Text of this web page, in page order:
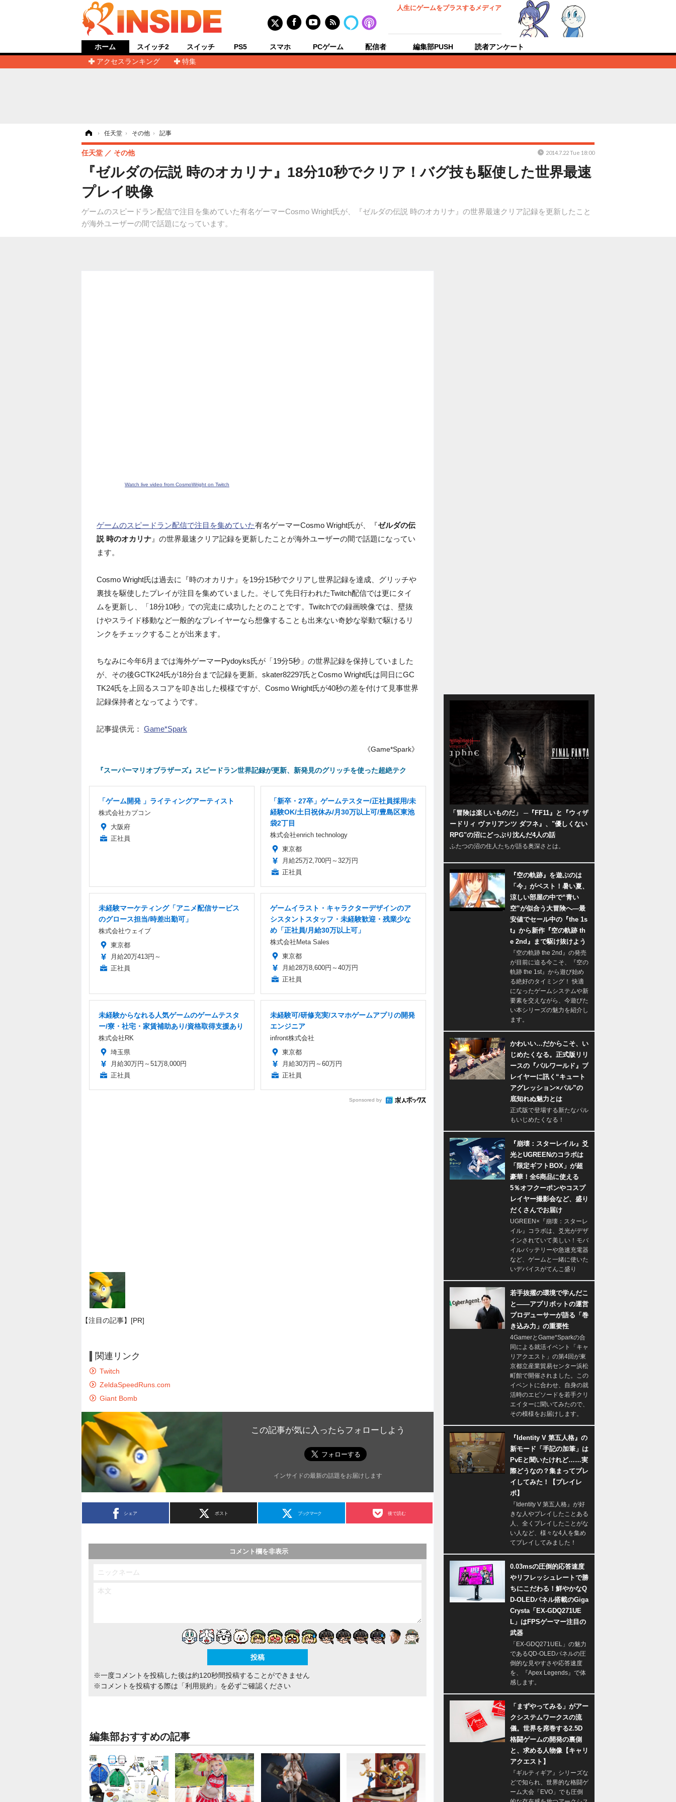
人生にゲームをプラスするメディア
ホーム
アクセスランキング
特集
スイッチ2 スイッチ PS5 スマホ PCゲーム 配信者 編集部PUSH 読者アンケート
› 任天堂 › その他 › 記事
『ゼルダの伝説 時のオカリナ』18分10秒でクリア！バグ技も駆使した世界最速
プレイ映像
ゲームのスピードラン配信で注目を集めていた有名ゲーマーCosmo Wright氏が、『ゼルダの伝説 時のオカリナ』の世界最速クリア記録を更新したこと
が海外ユーザーの間で話題になっています。
任天堂 その他 2014.7.22 Tue 18:00
Watch live video from CosmoWright on Twitch
ゲームのスピードラン配信で注目を集めていた有名ゲーマーCosmo Wright氏が、『ゼルダの伝
説 時のオカリナ 』の世界最速クリア記録を更新したことが海外ユーザーの間で話題になってい
ます。
Cosmo Wright氏は過去に『時のオカリナ』を19分15秒でクリアし世界記録を達成、グリッチや
裏技を駆使したプレイが注目を集めていました。そして先日行われたTwitch配信では更にタイ
ムを更新し、「18分10秒」での完走に成功したとのことです。Twitchでの録画映像では、壁抜
けやスライド移動など一般的なプレイヤーなら想像することも出来ない奇妙な挙動で駆けるリ
ンクをチェックすることが出来ます。
ちなみに今年6月までは海外ゲーマーPydoyks氏が「19分5秒」の世界記録を保持していました
が、その後GCTK24氏が18分台まで記録を更新。skater82297氏とCosmo Wright氏は同日にGC
TK24氏を上回るスコアを叩き出した模様ですが、Cosmo Wright氏が40秒の差を付けて見事世界
記録保持者となってようです。
記事提供元： Game*Spark
《Game*Spark》
『スーパーマリオブラザーズ』スピードラン世界記録が更新、新発見のグリッチを使った超絶テク
「ゲーム開発 」ライティングアーティスト
株式会社カプコン
大阪府
正社員
「新卒・27卒」ゲームテスター/正社員採用/未
経験OK/土日祝休み/月30万以上可/豊島区東池
袋2丁目
株式会社enrich technology
東京都
月給25万2,700円～32万円
正社員
未経験マーケティング「アニメ配信サービス
のグロース担当/時差出勤可」
株式会社ウェイブ
東京都
月給20万413円～
正社員
ゲームイラスト・キャラクターデザインのア
シスタントスタッフ・未経験歓迎・残業少な
め「正社員/月給30万以上可」
株式会社Meta Sales
東京都
月給28万8,600円～40万円
正社員
未経験からなれる人気ゲームのゲームテスタ
ー/寮・社宅・家賃補助あり/資格取得支援あり
株式会社RK
埼玉県
月給30万円～51万8,000円
正社員
未経験可/研修充実/スマホゲームアプリの開発
エンジニア
infront株式会社
東京都
月給30万円～60万円
正社員
Sponsored by
【注目の記事】[PR]
関連リンク
Twitch
ZeldaSpeedRuns.com
Giant Bomb
この記事が気に入ったらフォローしよう
インサイドの最新の話題をお届けします
シェア ポスト ブックマーク 後で読む
コメント欄を非表示
※一度コメントを投稿した後は約120秒間投稿することができません
※コメントを投稿する際は 「利用規約」 を必ずご確認ください
編集部おすすめの記事
「冒険は楽しいものだ」 ─『FF11』と『ウィザ
ードリィ ヴァリアンツ ダフネ』、"優しくない
RPG"の沼にどっぷり沈んだ4人の話
ふたつの沼の住人たちが語る奥深さとは。
『空の軌跡』を遊ぶのは
「今」がベスト！暑い夏、
涼しい部屋の中で“青い
空”が似合う大冒険へ―最
安値でセール中の『the 1s
t』から新作『空の軌跡 th
e 2nd』まで駆け抜けよう
『空の軌跡 the 2nd』の発売
が目前に迫る今こそ、『空の
軌跡 the 1st』から遊び始め
る絶好のタイミング！ 快適
になったゲームシステムや新
要素を交えながら、今遊びた
い本シリーズの魅力を紹介し
ます。
かわいい…だからこそ、い
じめたくなる。正式版リリ
ースの『パルワールド』プ
レイヤーに訊く“キュート
アグレッション×パル”の
底知れぬ魅力とは
正式版で登場する新たなパル
もいじめたくなる！
『崩壊：スターレイル』爻
光とUGREENのコラボは
「限定ギフトBOX」が超
豪華！全6商品に使える
5％オフクーポンやコスプ
レイヤー撮影会など、盛り
だくさんでお届け
UGREEN×『崩壊：スターレ
イル』コラボは、爻光がデザ
インされていて美しい！モバ
イルバッテリーや急速充電器
など、ゲームと一緒に使いた
いデバイスがてんこ盛り
若手抜擢の環境で学んだこ
と――アプリボットの運営
プロデューサーが語る「巻
き込み力」の重要性
4GamerとGame*Sparkの合
同による就活イベント「キャ
リアクエスト」の第4回が東
京都立産業貿易センター浜松
町館で開催されました。この
イベントに合わせ、自身の就
活時のエピソードを若手クリ
エイターに聞いてみたので、
その模様をお届けします。
『Identity V 第五人格』の
新モード「手記の加筆」は
PvEと聞いたけれど……実
際どうなの？集まってプレ
イしてみた！【プレイレ
ポ】
『Identity V 第五人格』が好
きな人やプレイしたことある
人、全くプレイしたことがな
い人など、様々な4人を集め
てプレイしてみました！
0.03msの圧倒的応答速度
やリフレッシュレートで勝
ちにこだわる！鮮やかなQ
D-OLEDパネル搭載のGiga
Crysta「EX-GDQ271UE
L」はFPSゲーマー注目の
武器
「EX-GDQ271UEL」の魅力
であるQD-OLEDパネルの圧
倒的な見やすさや応答速度
を、『Apex Legends』で体
感します。
「まずやってみる」がアー
クシステムワークスの流
儀。世界を席巻する2.5D
格闘ゲームの開発の裏側
と、求める人物像【キャリ
アクエスト】
『ギルティギア』シリーズな
どで知られ、世界的な格闘ゲ
ーム大会「EVO」でも圧倒